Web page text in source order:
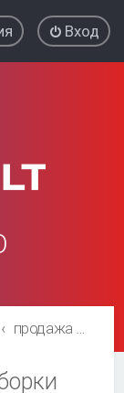
Вход
продажа запчастей с разборки МОСКВА